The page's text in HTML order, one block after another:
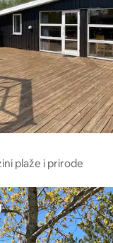
plaže i prirode